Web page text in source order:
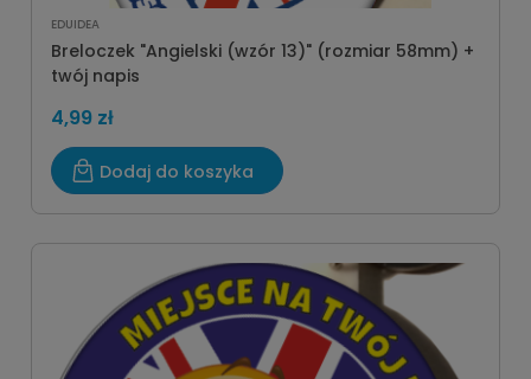
EDUIDEA
Breloczek "Angielski (wzór 13)" (rozmiar 58mm) +
twój napis
4,99 zł
Dodaj do koszyka